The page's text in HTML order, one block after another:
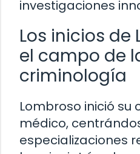
investigaciones
Los inicios de
el campo de
criminología
Lombroso inició su
médico,
especializaciones